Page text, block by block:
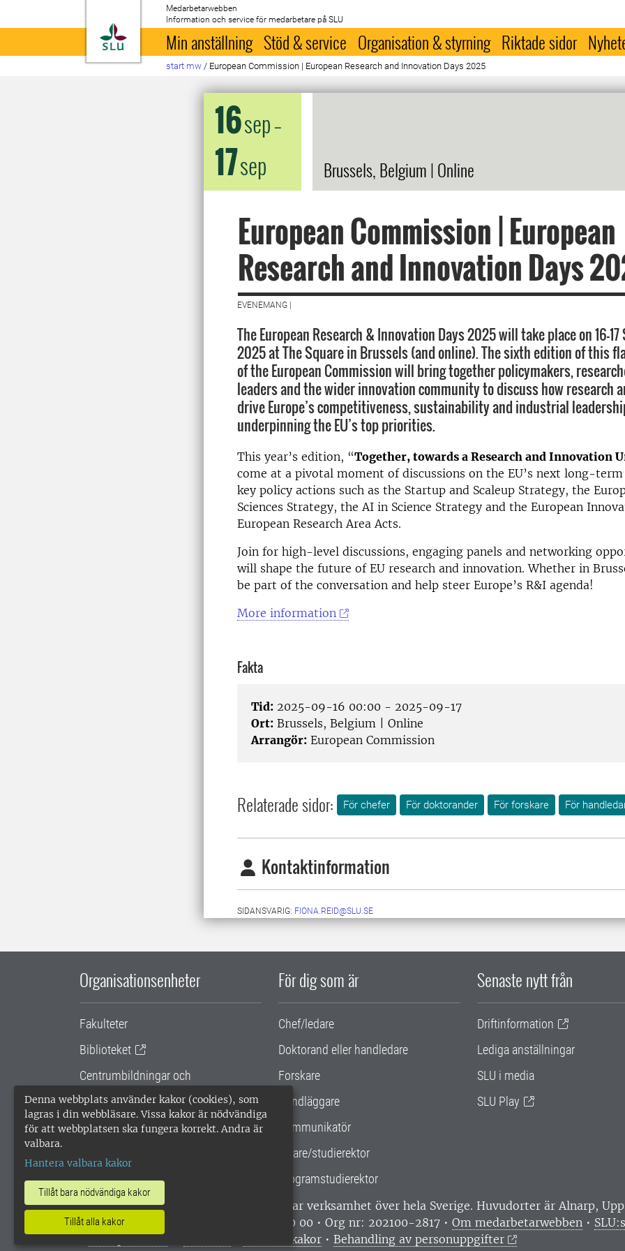
Denna webbplats använder kakor (cookies), som
lagras i din webbläsare. Vissa kakor är nödvändiga
för att webbplatsen ska fungera korrekt. Andra är
valbara.
Hantera valbara kakor
Tillåt bara nödvändiga kakor
Tillåt alla kakor
Till startsida
Medarbetarwebben
Information och service för medarbetare på SLU
Min anställning Stöd & service Organisation & styrning Riktade sidor
start mw / European Commission | European Research and Innovation Days 2025
16sep–
17sep Brussels, Belgium | Online
European Commission | European
Research and Innovation Days
EVENEMANG |
The European Research & Innovation Days 2025 will take place on
2025 at The Square in Brussels (and online). The sixth edition of this
of the European Commission will bring together policymakers,
leaders and the wider innovation community to discuss how research
drive Europe’s competitiveness, sustainability and industrial
underpinning the EU’s top priorities.
This year’s edition, “Together, towards a Research and Innovation
come at a pivotal moment of discussions on the EU’s next long-
key policy actions such as the Startup and Scaleup Strategy, the
Sciences Strategy, the AI in Science Strategy and the European
European Research Area Acts.
Join for high-level discussions, engaging panels and networking
will shape the future of EU research and innovation. Whether in
be part of the conversation and help steer Europe’s R&I agenda!
More information
Fakta
Tid: 2025-09-16 00:00 - 2025-09-17
Ort: Brussels, Belgium | Online
Arrangör: European Commission
Relaterade sidor: För chefer För doktorander För forskare För
Kontaktinformation
SIDANSVARIG: FIONA.REID@SLU.SE
Organisationsenheter
Fakulteter
Biblioteket
Centrumbildningar och
samarbetsprojekt
Gemensamma verksamhetsstödet
För dig som är
Chef/ledare
Doktorand eller handledare
Forskare
Handläggare
Kommunikatör
Lärare/studierektor
Programstudierektor
Senaste nytt från
Driftinformation
Lediga anställningar
SLU i media
SLU Play
SLU, Sveriges lantbruksuniversitet, har verksamhet över hela Sverige. Huvudorter är Alnarp,
enligt ISO 14001. •
Telefon: 018-67 10 00 • Org nr: 202100-2817 • Om medarbetarwebben •
webbplatser
Hantera kakor •Behandling av personuppgifter